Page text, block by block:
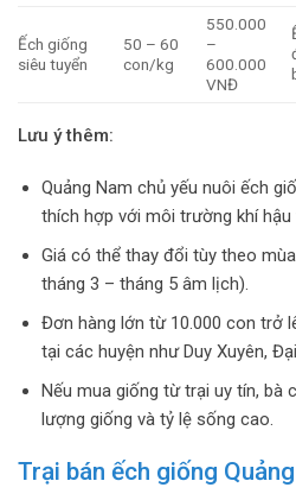
Ếch giống
siêu tuyển
50 – 60
con/kg
550.000
–
600.000
VNĐ
Lưu ý thêm:
Quảng Nam chủ yếu nuôi ếch
thích hợp với môi trường khí hậu
Giá có thể thay đổi tùy theo
tháng 3 – tháng 5 âm lịch).
Đơn hàng lớn từ 10.000 con trở
tại các huyện như Duy Xuyên,
Nếu mua giống từ trại uy tín, bà
lượng giống và tỷ lệ sống cao.
Trại bán ếch giống